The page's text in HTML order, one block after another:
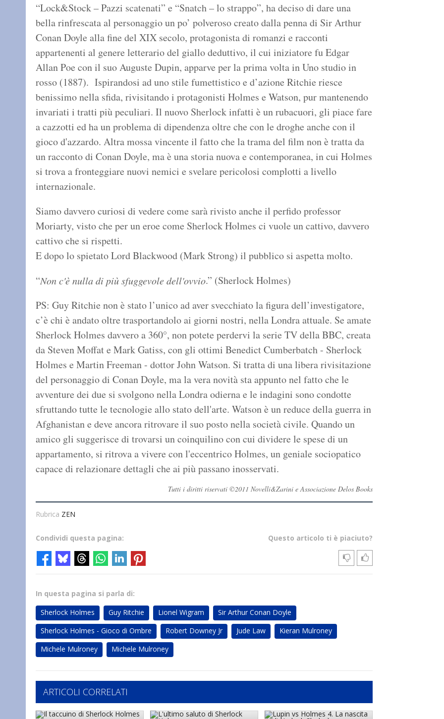
“Lock&Stock – Pazzi scatenati” e “Snatch – lo strappo”, ha deciso di dare una
bella rinfrescata al personaggio un po’ polveroso creato dalla penna di Sir Arthur
Conan Doyle alla fine del XIX secolo, protagonista di romanzi e racconti
appartenenti al genere letterario del giallo deduttivo, il cui iniziatore fu Edgar
Allan Poe con il suo Auguste Dupin, apparve per la prima volta in Uno studio in
rosso (1887). Ispirandosi ad uno stile fumettistico e d’azione Ritchie riesce
benissimo nella sfida, rivisitando i protagonisti Holmes e Watson, pur mantenendo
invariati i tratti più peculiari. Il nuovo Sherlock infatti è un rubacuori, gli piace fare
a cazzotti ed ha un problema di dipendenza oltre che con le droghe anche con il
gioco d'azzardo. Altra mossa vincente il fatto che la trama del film non è tratta da
un racconto di Conan Doyle, ma è una storia nuova e contemporanea, in cui Holmes
si trova a fronteggiare nuovi nemici e svelare pericolosi complotti a livello
internazionale.
Siamo davvero curiosi di vedere come sarà rivisto anche il perfido professor
Moriarty, visto che per un eroe come Sherlock Holmes ci vuole un cattivo, davvero
cattivo che si rispetti.
E dopo lo spietato Lord Blackwood (Mark Strong) il pubblico si aspetta molto.
“Non c'è nulla di più sfuggevole dell'ovvio.” (Sherlock Holmes)
PS: Guy Ritchie non è stato l’unico ad aver svecchiato la figura dell’investigatore,
c’è chi è andato oltre trasportandolo ai giorni nostri, nella Londra attuale. Se amate
Sherlock Holmes davvero a 360°, non potete perdervi la serie TV della BBC, creata
da Steven Moffat e Mark Gatiss, con gli ottimi Benedict Cumberbatch - Sherlock
Holmes e Martin Freeman - dottor John Watson. Si tratta di una libera rivisitazione
del personaggio di Conan Doyle, ma la vera novità sta appunto nel fatto che le
avventure dei due si svolgono nella Londra odierna e le indagini sono condotte
sfruttando tutte le tecnologie allo stato dell'arte. Watson è un reduce della guerra in
Afghanistan e deve ancora ritrovare il suo posto nella società civile. Quando un
amico gli suggerisce di trovarsi un coinquilino con cui dividere le spese di un
appartamento, si ritrova a vivere con l'eccentrico Holmes, un geniale sociopatico
capace di relazionare dettagli che ai più passano inosservati.
Tutti i diritti riservati ©2011 Novelli&Zarini e Associazione Delos Books
Rubrica ZEN
Questo articolo ti è piaciuto?
Condividi questa pagina:
In questa pagina si parla di:
Sherlock Holmes
Guy Ritchie Lionel Wigram
Sir Arthur Conan Doyle
Sherlock Holmes - Gioco di Ombre
Robert Downey Jr Jude Law
Kieran Mulroney
Michele Mulroney
Michele Mulroney
ARTICOLI CORRELATI